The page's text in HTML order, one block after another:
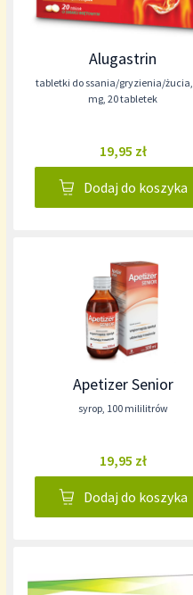
Alugastrin
tabletki do ssania/gryzienia/żucia,
mg, 20 tabletek
19,95 zł
Dodaj do koszyka
Apetizer Senior
syrop, 100 mililitrów
19,95 zł
Dodaj do koszyka